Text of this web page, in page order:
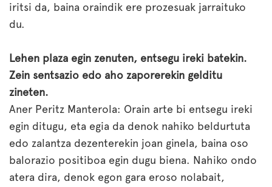
iritsi da, baina oraindik ere prozesuak jarraituko
du.
Lehen plaza egin zenuten, entsegu ireki batekin.
Zein sentsazio edo aho zaporerekin gelditu
zineten.
Aner Peritz Manterola: Orain arte bi entsegu ireki
egin ditugu, eta egia da denok nahiko beldurtuta
edo zalantza dezenterekin joan ginela, baina oso
balorazio positiboa egin dugu biena. Nahiko ondo
atera dira, denok egon gara eroso nolabait,